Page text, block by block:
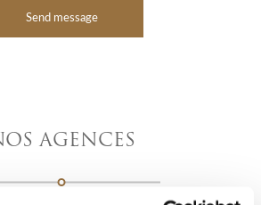
Send message
AGENCES